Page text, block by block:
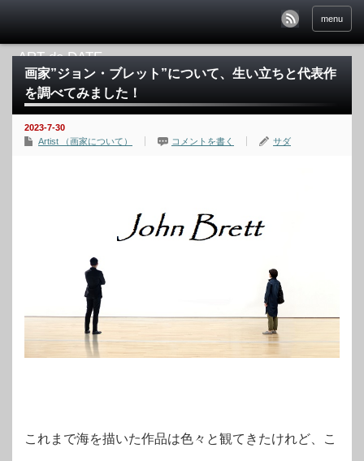
menu
画家”ジョン・ブレット”について、生い立ちと代表作
を調べてみました！
2023-7-30
Artist （画家について）
コメントを書く サダ
これまで海を描いた作品は色々と観てきたけれど、こ